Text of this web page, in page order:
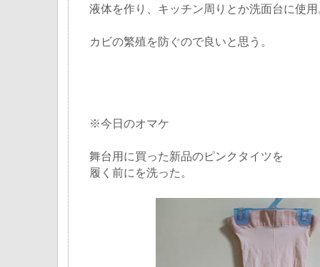
液体を作り、キッチン周りとか洗面台に使用
カビの繁殖を防ぐので良いと思う。
※今日のオマケ
舞台用に買った新品のピンクタイツを
履く前にを洗った。